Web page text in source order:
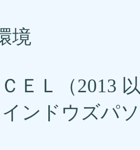
境
ＥＬ（2013
ンドウズパ